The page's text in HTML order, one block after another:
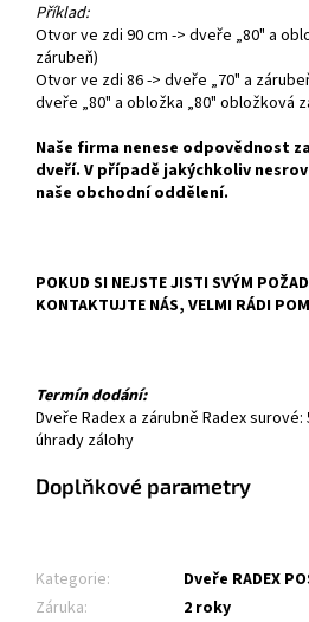
Příklad:
Otvor ve zdi 90 cm -> dveře „80" a
zárubeň)
Otvor ve zdi 86 -> dveře „70" a
dveře „80" a obložka „80" obložková
Naše firma nenese odpovědnost
dveří. V případě jakýchkoliv
naše obchodní oddělení.
POKUD SI NEJSTE JISTI SVÝM
KONTAKTUJTE NÁS, VELMI RÁDI
Termín dodání:
Dveře Radex a zárubně Radex
úhrady zálohy
Doplňkové parametry
Kategorie:
Dveře RADEX
Záruka:
2 roky